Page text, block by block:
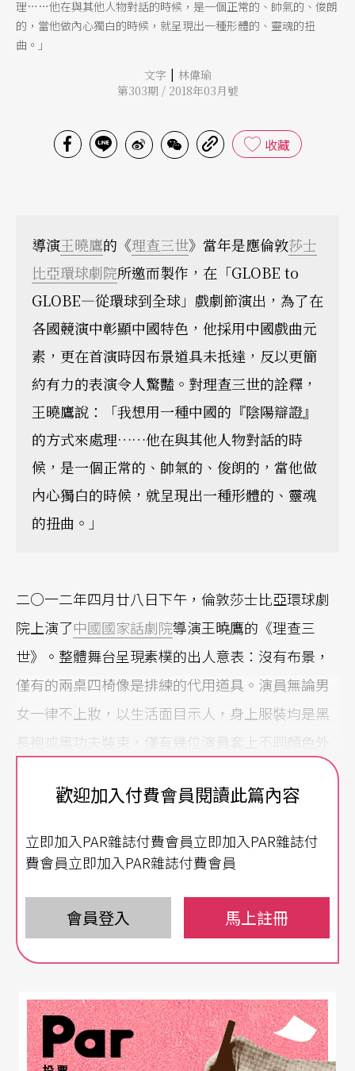
理……他在與其他人物對話的時候，是一個正常的、帥氣的、俊朗
的，當他做內心獨白的時候，就呈現出一種形體的、靈魂的扭
曲。」
文字 | 林偉瑜
第303期 / 2018年03月號
收藏
導演王曉鷹的《理查三世》當年是應倫敦莎士
比亞環球劇院所邀而製作，在「GLOBE to
GLOBE—從環球到全球」戲劇節演出，為了在
各國競演中彰顯中國特色，他採用中國戲曲元
素，更在首演時因布景道具未抵達，反以更簡
約有力的表演令人驚豔。對理查三世的詮釋，
王曉鷹說：「我想用一種中國的『陰陽辯證』
的方式來處理……他在與其他人物對話的時
候，是一個正常的、帥氣的、俊朗的，當他做
內心獨白的時候，就呈現出一種形體的、靈魂
的扭曲。」
二○一二年四月廿八日下午，倫敦莎士比亞環球劇
院上演了中國國家話劇院導演王曉鷹的《理查三
世》。整體舞台呈現素樸的出人意表：沒有布景，
僅有的兩桌四椅像是排練的代用道具。演員無論男
女一律不上妝，以生活面目示人，身上服裝均是黑
長袍或黑功夫裝束，僅有幾位演員套上不同顏色外
衣以突顯角色身分，還有一位打擊樂師在舞台後上
方的陽台負責全場伴奏。
開場為類似戲曲的打仗與宮廷場面，雖鑼鼓聲躁
動，但演員從容沉穩、行禮如儀的表演卻創造出一
種儀式感。演出剝除當代劇場中各種視覺設計、技
術效果和絢麗服飾，卻散發出罕見的能量、甚至神
聖感，而此能量主要來自演員的表演和簡單流暢的
以生活面目表演顯露出一種極具吸引力的真誠，觀
眾更能直面角色的內在，也更清楚看到導演的創作
歡迎加入付費會員閱讀此篇內容
立即加入PAR雜誌付費會員立即加入PAR雜誌付
費會員立即加入PAR雜誌付費會員
會員登入 馬上註冊